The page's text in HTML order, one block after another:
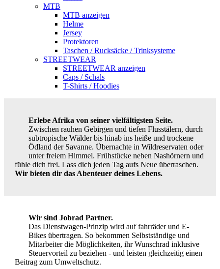
MTB
MTB anzeigen
Helme
Jersey
Protektoren
Taschen / Rucksäcke / Trinksysteme
STREETWEAR
STREETWEAR anzeigen
Caps / Schals
T-Shirts / Hoodies
Erlebe Afrika von seiner vielfältigsten Seite.
Zwischen rauhen Gebirgen und tiefen Flusstälern, durch
subtropische Wälder bis hinab ins heiße und trockene
Ödland der Savanne. Übernachte in Wildreservaten oder
unter freiem Himmel. Frühstücke neben Nashörnern und
fühle dich frei. Lass dich jeden Tag aufs Neue überraschen.
Wir bieten dir das Abenteuer deines Lebens.
Wir sind Jobrad Partner.
Das Dienstwagen-Prinzip wird auf fahrräder und E-
Bikes übertragen. So bekommen Selbstständige und
Mitarbeiter die Möglichkeiten, ihr Wunschrad inklusive
Steuervorteil zu beziehen - und leisten gleichzeitig einen
Beitrag zum Umweltschutz.